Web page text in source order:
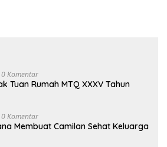
0 Komentar
Tuan Rumah MTQ XXXV Tahun
0 Komentar
Membuat Camilan Sehat Keluarga